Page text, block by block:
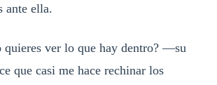
ante ella.
ver lo que hay dentro? —su
que casi me hace rechinar los